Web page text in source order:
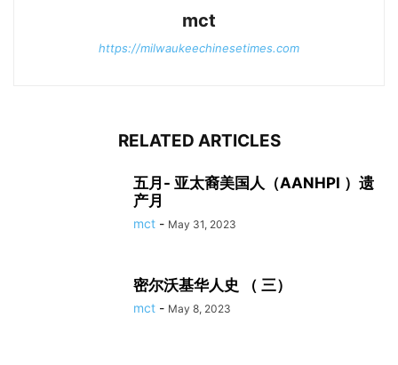
mct
https://milwaukeechinesetimes.com
RELATED ARTICLES
五月- 亚太裔美国人（AANHPI ）遗
产月
mct - May 31, 2023
密尔沃基华人史 （ 三）
mct - May 8, 2023